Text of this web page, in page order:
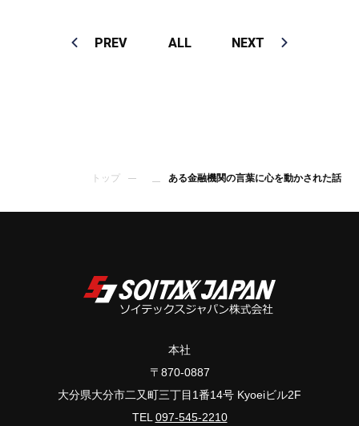
PREV ALL NEXT
トップ ある金融機関の言葉に心を動かされた話
本社
〒870-0887
大分県大分市二又町三丁目1番14号 Kyoeiビル2F
TEL 097-545-2210